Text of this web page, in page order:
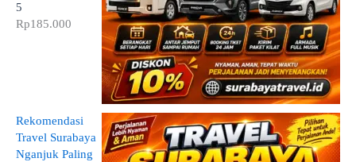
5
Rp185.000
Rekomendasi
Travel Surabaya
Nganjuk Paling